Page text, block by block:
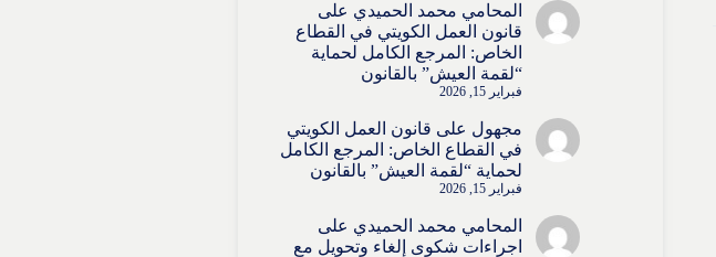
المحامي محمد الحميدي على
قانون العمل الكويتي في القطاع
الخاص: المرجع الكامل لحماية
“لقمة العيش” بالقانون
فبراير 15, 2026
مجهول على قانون العمل الكويتي
في القطاع الخاص: المرجع الكامل
لحماية “لقمة العيش” بالقانون
فبراير 15, 2026
المحامي محمد الحميدي على
اجراءات شكوى إلغاء وتحويل مع